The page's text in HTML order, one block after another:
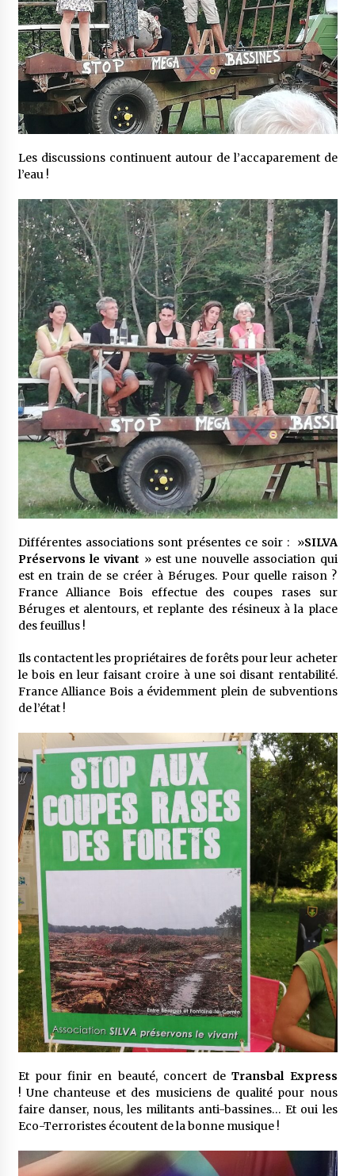
Les discussions continuent autour de l’accaparement de
l’eau !
Différentes associations sont présentes ce soir : »SILVA
Préservons le vivant » est une nouvelle association qui
est en train de se créer à Béruges. Pour quelle raison ?
France Alliance Bois effectue des coupes rases sur
Béruges et alentours, et replante des résineux à la place
des feuillus !
Ils contactent les propriétaires de forêts pour leur acheter
le bois en leur faisant croire à une soi disant rentabilité.
France Alliance Bois a évidemment plein de subventions
de l’état !
Et pour finir en beauté, concert deTransbal Express
! Une chanteuse et des musiciens de qualité pour nous
faire danser, nous, les militants anti-bassines… Et oui les
Eco-Terroristes écoutent de la bonne musique !